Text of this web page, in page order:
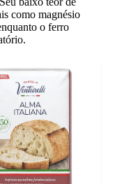
como magnésio
o ferro